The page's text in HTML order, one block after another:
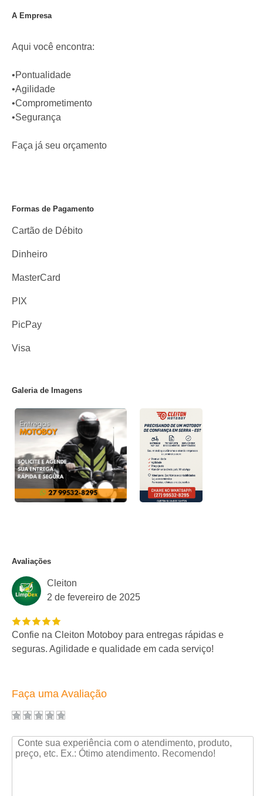
A Empresa
Aqui você encontra:
•Pontualidade
•Agilidade
•Comprometimento
•Segurança
Faça já seu orçamento
Formas de Pagamento
Cartão de Débito
Dinheiro
MasterCard
PIX
PicPay
Visa
Galeria de Imagens
Avaliações
Cleiton
2 de fevereiro de 2025
Confie na Cleiton Motoboy para entregas rápidas e
seguras. Agilidade e qualidade em cada serviço!
Faça uma Avaliação